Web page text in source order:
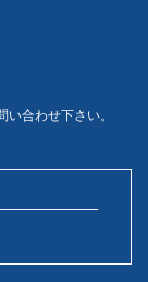
合わせ下さい。